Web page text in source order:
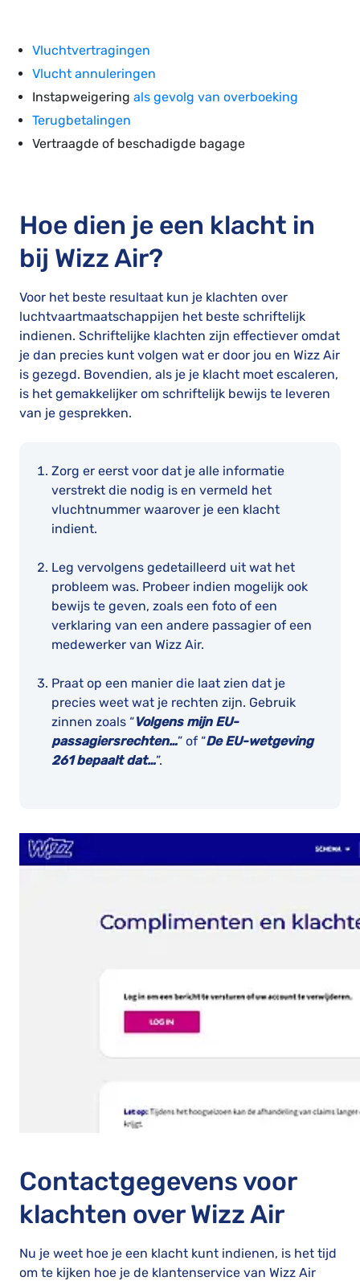
Vluchtvertragingen
Vlucht annuleringen
Instapweigering als gevolg van overboeking
Terugbetalingen
Vertraagde of beschadigde bagage
Hoe dien je een klacht in
bij Wizz Air?
Voor het beste resultaat kun je klachten over
luchtvaartmaatschappijen het beste schriftelijk
indienen. Schriftelijke klachten zijn effectiever omdat
je dan precies kunt volgen wat er door jou en Wizz Air
is gezegd. Bovendien, als je je klacht moet escaleren,
is het gemakkelijker om schriftelijk bewijs te leveren
van je gesprekken.
Zorg er eerst voor dat je alle informatie
verstrekt die nodig is en vermeld het
vluchtnummer waarover je een klacht
indient.
Leg vervolgens gedetailleerd uit wat het
probleem was. Probeer indien mogelijk ook
bewijs te geven, zoals een foto of een
verklaring van een andere passagier of een
medewerker van Wizz Air.
Praat op een manier die laat zien dat je
precies weet wat je rechten zijn. Gebruik
zinnen zoals “Volgens mijn EU-
passagiersrechten…” of “De EU-wetgeving
261 bepaalt dat…”.
Contactgegevens voor
klachten over Wizz Air
Nu je weet hoe je een klacht kunt indienen, is het tijd
om te kijken hoe je de klantenservice van Wizz Air